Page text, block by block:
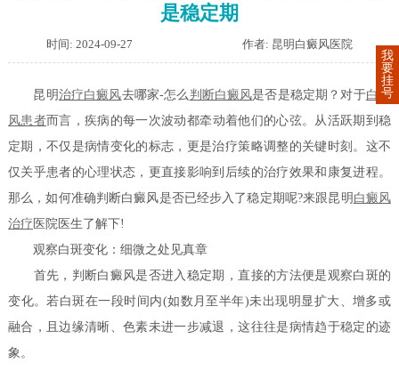
是稳定期
时间: 2024-09-27 作者: 昆明白癜风医院
昆明治疗白癜风去哪家-怎么 判断白癜风是否是稳定期？对于白癜
风患者而言，疾病的每一次波动都牵动着他们的心弦。从活跃期到稳
定期，不仅是病情变化的标志，更是治疗策略调整的关键时刻。这不
仅关乎患者的心理状态，更直接影响到后续的治疗效果和康复进程。
那么，如何准确判断白癜风是否已经步入了稳定期呢?来跟昆明 白癜风
治疗 医院医生了解下!
观察白斑变化：细微之处见真章
首先，判断白癜风是否进入稳定期，直接的方法便是观察白斑的
变化。若白斑在一段时间内(如数月至半年)未出现明显扩大、增多或
融合，且边缘清晰、色素未进一步减退，这往往是病情趋于稳定的迹
象。
我
要
挂
号